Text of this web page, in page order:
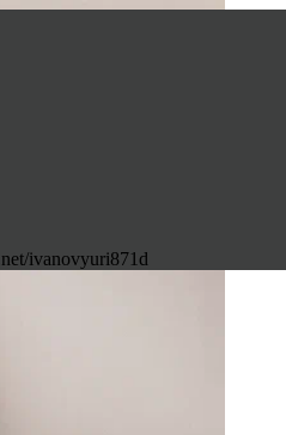
ivanovyuri871d